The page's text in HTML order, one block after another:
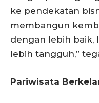
ke pendekatan
membangun
dengan lebih baik,
lebih tangguh,”
Pariwisata